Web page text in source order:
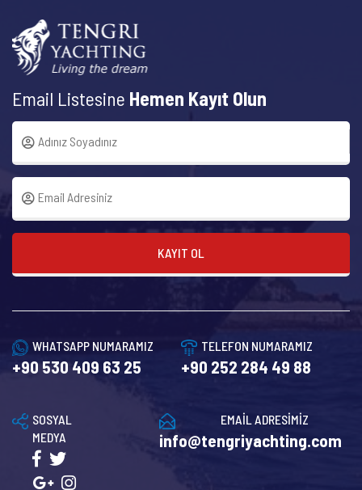
Email Listesine Hemen Kayıt Olun
KAYIT OL
WHATSAPP NUMARAMIZ
+90 530 409 63 25
TELEFON NUMARAMIZ
+90 252 284 49 88
EMAİL ADRESİMİZ
info@tengriyachting.com
SOSYAL
MEDYA